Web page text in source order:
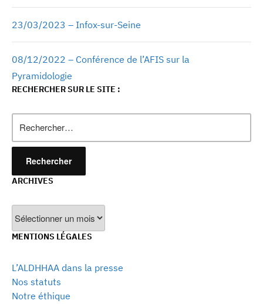
23/03/2023 – Infox-sur-Seine
08/12/2022 – Conférence de l’AFIS sur la
Pyramidologie
RECHERCHER SUR LE SITE :
ARCHIVES
MENTIONS LÉGALES
L’ALDHHAA dans la presse
Nos statuts
Notre éthique